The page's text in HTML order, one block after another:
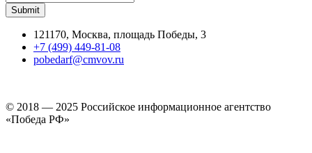
121170, Москва, площадь Победы, 3
+7 (499) 449-81-08
pobedarf@cmvov.ru
© 2018 — 2025 Российское информационное агентство
«Победа РФ»